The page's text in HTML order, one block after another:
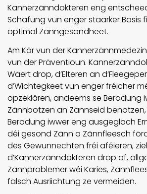
Kannerzänndokteren eng
Schafung vun enger staarker Basis
optimal Zänngesondheet.
Am Kär vun der
vun der Präventioun.
Wäert drop, d’Elteren an
d’Wichtegkeet vun enger fréicher
opzeklären, andeems se Berodung
Zännbotzen an Zännseid
Berodung iwwer eng ausgeglach
déi gesond Zänn a Zännfleesch
dës Gewunnechten fréi aféieren,
d’Kannerzänndokteren drop of,
Zännproblemer wéi Karies,
falsch Ausriichtung ze vermeiden.